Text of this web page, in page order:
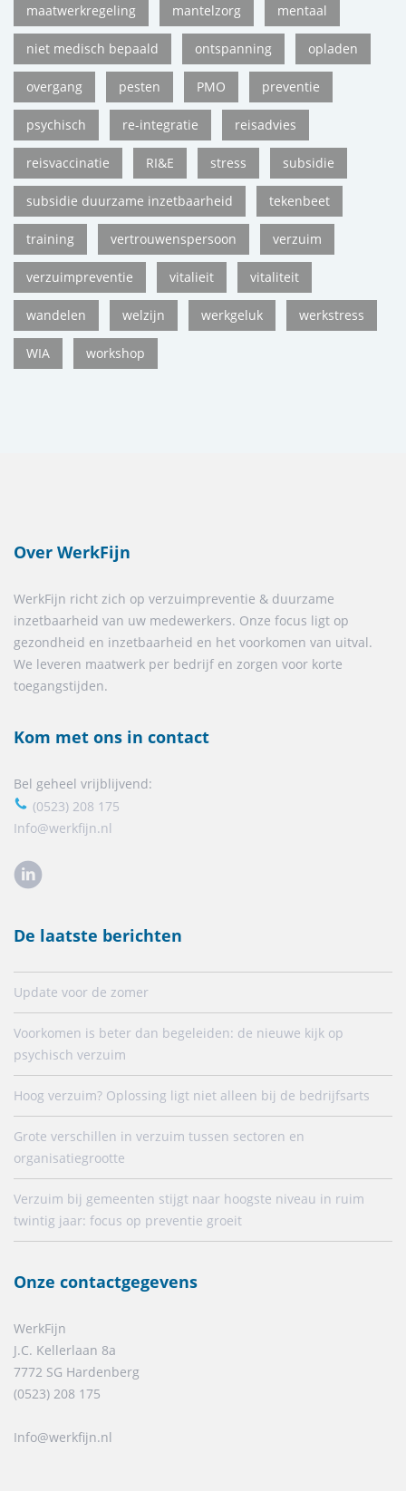
maatwerkregeling mantelzorg mentaal
niet medisch bepaald ontspanning opladen
overgang pesten PMO preventie
psychisch re-integratie reisadvies
reisvaccinatie RI&E stress subsidie
subsidie duurzame inzetbaarheid tekenbeet
training vertrouwenspersoon verzuim
verzuimpreventie vitalieit vitaliteit
wandelen welzijn werkgeluk werkstress
WIA workshop
Over WerkFijn
WerkFijn richt zich op verzuimpreventie & duurzame
inzetbaarheid van uw medewerkers. Onze focus ligt op
gezondheid en inzetbaarheid en het voorkomen van uitval.
We leveren maatwerk per bedrijf en zorgen voor korte
toegangstijden.
Kom met ons in contact
Bel geheel vrijblijvend:
(0523) 208 175
Info@werkfijn.nl
De laatste berichten
Update voor de zomer
Voorkomen is beter dan begeleiden: de nieuwe kijk op
psychisch verzuim
Hoog verzuim? Oplossing ligt niet alleen bij de bedrijfsarts
Grote verschillen in verzuim tussen sectoren en
organisatiegrootte
Verzuim bij gemeenten stijgt naar hoogste niveau in ruim
twintig jaar: focus op preventie groeit
Onze contactgegevens
WerkFijn
J.C. Kellerlaan 8a
7772 SG Hardenberg
(0523) 208 175
Info@werkfijn.nl